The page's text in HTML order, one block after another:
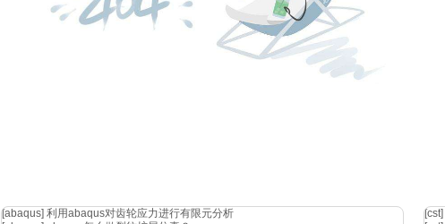
[abaqus] 利用abaqus对齿轮应力进行有限元分析
[cst]